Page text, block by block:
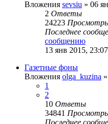
Вложения sevsiu » 06
2 Ответы
24223
Последнее
сообщению
13 янв 2015, 23:07
Газетные фоны
Вложения olga_kuzina
1
2
10 Ответы
34841